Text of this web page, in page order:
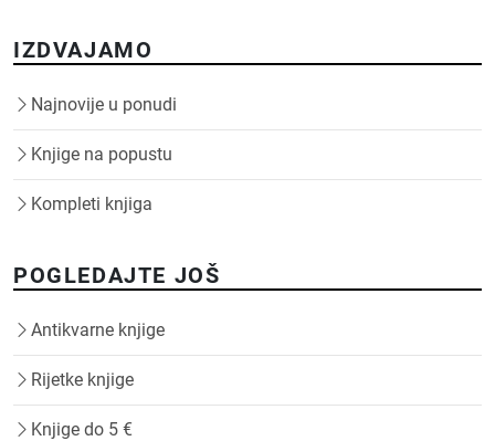
IZDVAJAMO
Najnovije u ponudi
Knjige na popustu
Kompleti knjiga
POGLEDAJTE JOŠ
Antikvarne knjige
Rijetke knjige
Knjige do 5 €